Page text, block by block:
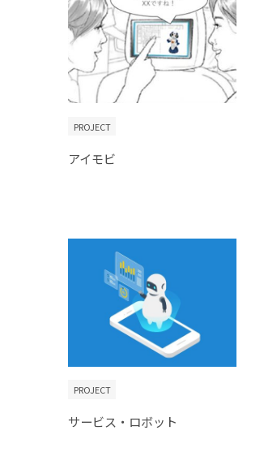
PROJECT
アイモビ
PROJECT
サービス・ロボット